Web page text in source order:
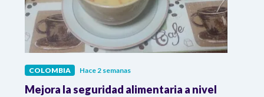
COLOMBIA Hace 2 semanas
Mejora la seguridad alimentaria a nivel